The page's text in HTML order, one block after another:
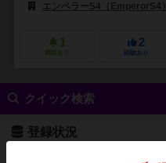
エンペラーS4（EmperorS4）
1
興味あり
2
経験あり
クイック検索
登録状況